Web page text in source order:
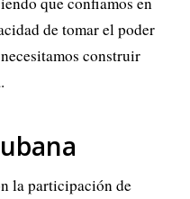
de tomar el poder
construir
la participación de